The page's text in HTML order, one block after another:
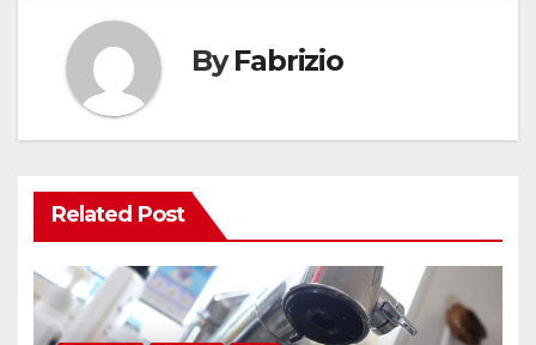
ゲ
ー
シ
ョ
ン
ByFabrizio
Related Post